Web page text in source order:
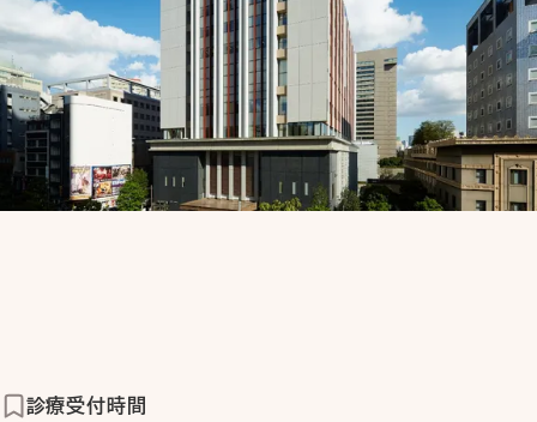
診療受付時間